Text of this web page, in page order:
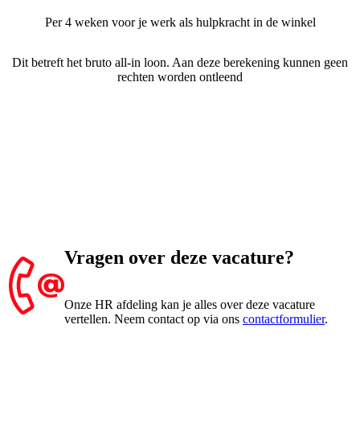
Per 4 weken voor je werk als hulpkracht in de winkel
Dit betreft het bruto all-in loon. Aan deze berekening kunnen geen
rechten worden ontleend
Vragen over deze vacature?
Onze HR afdeling kan je alles over deze vacature
vertellen. Neem contact op via ons contactformulier.